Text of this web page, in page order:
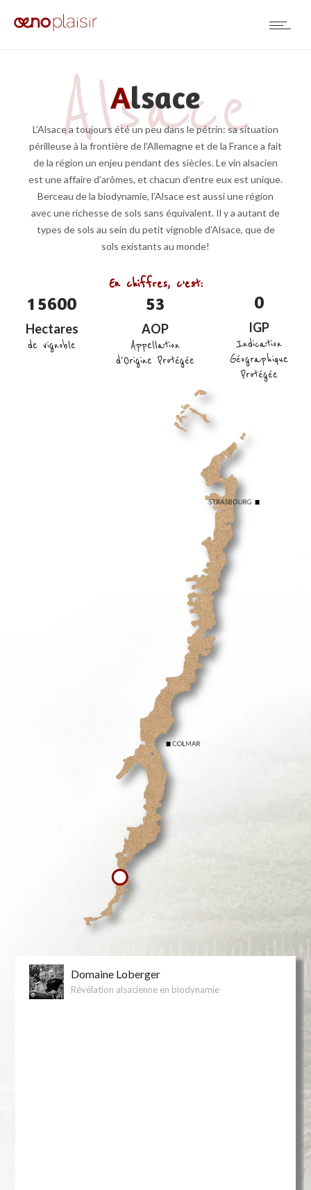
Alsace
L’Alsace a toujours été un peu dans le pétrin: sa situation
périlleuse à la frontière de l’Allemagne et de la France a fait
de la région un enjeu pendant des siècles. Le vin alsacien
est une affaire d’arômes, et chacun d’entre eux est unique.
Berceau de la biodynamie, l’Alsace est aussi une région
avec une richesse de sols sans équivalent. Il y a autant de
types de sols au sein du petit vignoble d’Alsace, que de
sols existants au monde!
En chiffres, c’est:
1 5600
Hectares
de vignoble
53
AOP
Appellation
d'Origine Protégée
0
IGP
Indication
Géographique
Protégée
Domaine Loberger
Révélation alsacienne en biodynamie